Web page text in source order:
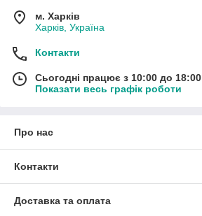
м. Харків
Харків, Україна
Контакти
Сьогодні працює з 10:00 до 18:00
Показати весь графік роботи
Про нас
Контакти
Доставка та оплата